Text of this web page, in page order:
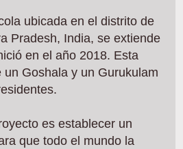
ubicada en el distrito de
Pradesh, India, se extiende
en el año 2018. Esta
Goshala y un Gurukulam
es establecer un
que todo el mundo la